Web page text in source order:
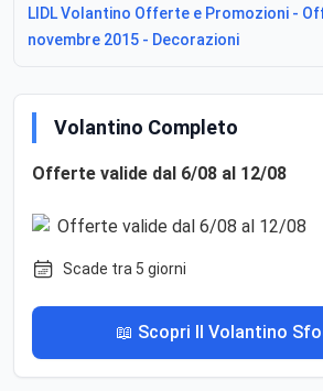
LIDL Volantino Offerte e Promozioni -
novembre 2015 - Decorazioni
Volantino Completo
Offerte valide dal 6/08 al 12/08
Scade tra 5 giorni
📖 Scopri Il Volantino